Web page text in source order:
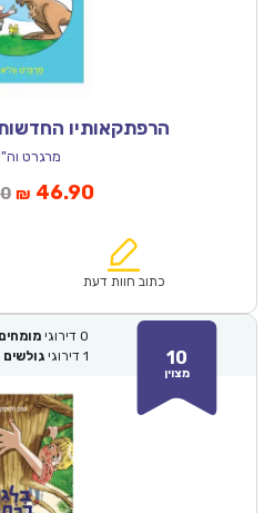
הרפתקאותיו החדשות
מרגרט
המחיר
₪67.00.
₪ 46.90המחיר
הוא:
כתוב חוות דעת
10
מצוין
0 דירוגי מומחים
1 דירוגי גולשים